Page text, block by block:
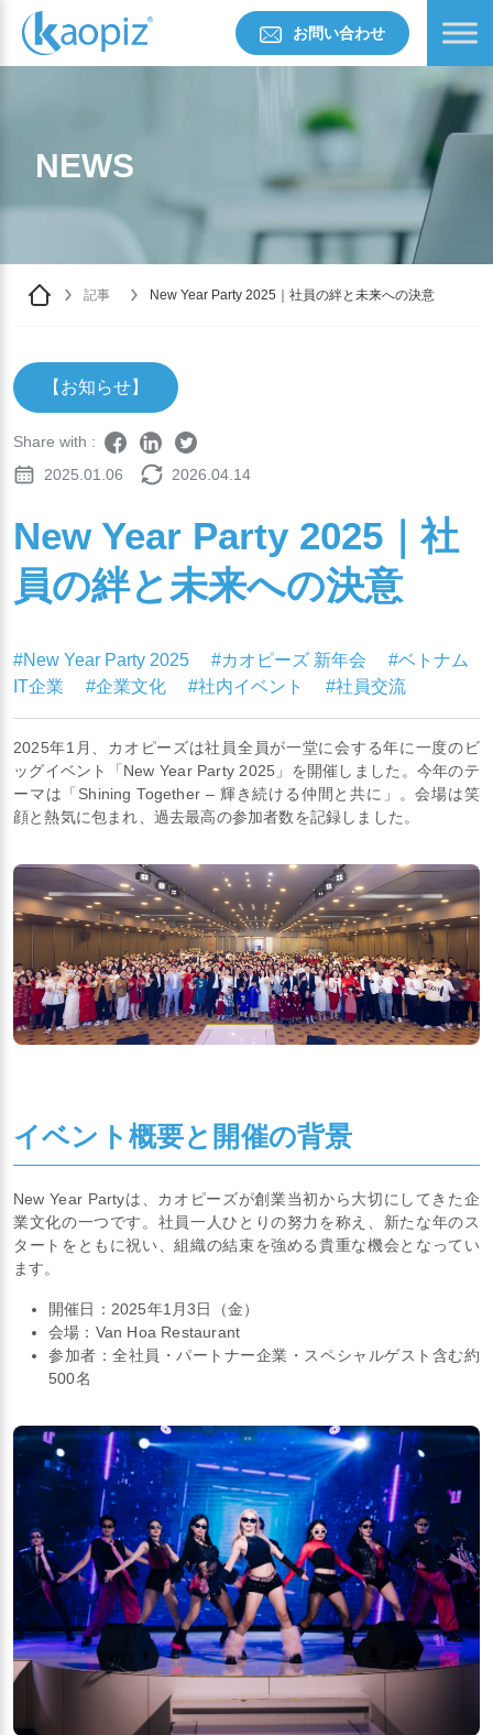
お問い合わせ
NEWS
記事 New Year Party 2025｜社員の絆と未来への決意
【お知らせ】
Share with :
2025.01.06
2026.04.14
New Year Party 2025｜社
員の絆と未来への決意
#New Year Party 2025 #カオピーズ 新年会
#ベトナム
IT企業
#企業文化 #社内イベント #社員交流
2025年1月、カオピーズは社員全員が一堂に会する年に一度のビ
ッグイベント「New Year Party 2025」を開催しました。今年のテ
ーマは「Shining Together – 輝き続ける仲間と共に」。会場は笑
顔と熱気に包まれ、過去最高の参加者数を記録しました。
イベント概要と開催の背景
New Year Partyは、カオピーズが創業当初から大切にしてきた企
業文化の一つです。社員一人ひとりの努力を称え、新たな年のス
タートをともに祝い、組織の結束を強める貴重な機会となってい
ます。
開催日：2025年1月3日（金）
会場：Van Hoa Restaurant
参加者：全社員・パートナー企業・スペシャルゲスト含む約
500名